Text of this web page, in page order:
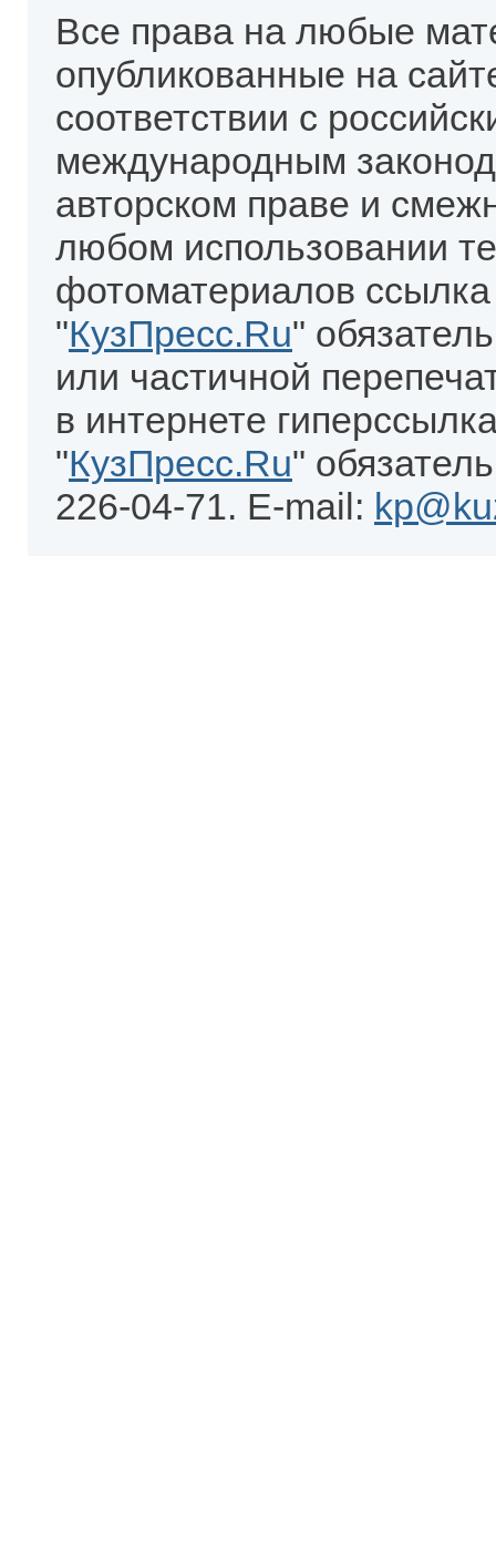
Все права на любые
опубликованные на
соответствии с
международным
авторском праве и
любом использовании
фотоматериалов
"КузПресс.Ru"
или частичной
в интернете
"КузПресс.Ru"
226-04-71. E-mail: